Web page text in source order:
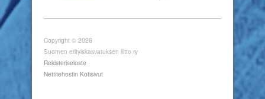
Copyright © 2026
Suomen erityiskasvatuksen liitto ry
Rekisteriseloste
Nettitehostin Kotisivut